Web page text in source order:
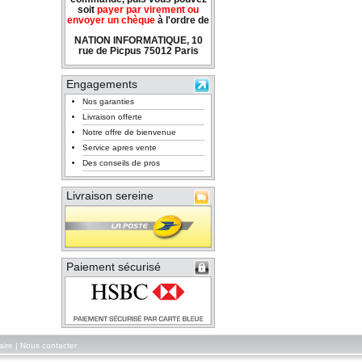
soit payer par virement ou
envoyer un chèque à l'ordre de
NATION INFORMATIQUE, 10
rue de Picpus 75012 Paris
Engagements
Nos garanties
Livraison offerte
Notre offre de bienvenue
Service apres vente
Des conseils de pros
Livraison sereine
Paiement sécurisé
Nous contacter